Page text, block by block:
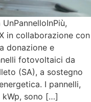
in collaborazione con
donazione e
fotovoltaici da
(SA), a sostegno
I pannelli,
kWp, sono […]